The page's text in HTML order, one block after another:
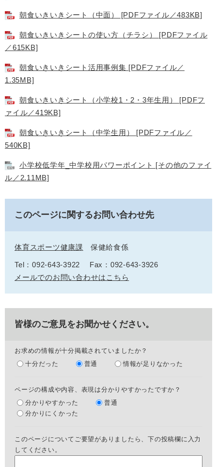
朝食いきいきシート（中面） [PDFファイル／483KB]
朝食いきいきシートの使い方（チラシ） [PDFファイル
／615KB]
朝食いきいきシート活用事例集 [PDFファイル／
1.35MB]
朝食いきいきシート（小学校1・2・3年生用） [PDFフ
ァイル／419KB]
朝食いきいきシート（中学生用） [PDFファイル／
540KB]
小学校低学年_中学校用パワーポイント [その他のファイ
ル／2.11MB]
このページに関するお問い合わせ先
体育スポーツ健康課 保健給食係
Tel：092-643-3922
Fax：092-643-3926
メールでのお問い合わせはこちら
皆様のご意見をお聞かせください。
お求めの情報が十分掲載されていましたか？
十分だった
普通 情報が足りなかった
ページの構成や内容、表現は分かりやすかったですか？
分かりやすかった
普通
分かりにくかった
このページについてご要望がありましたら、下の投稿欄に入力
してください。